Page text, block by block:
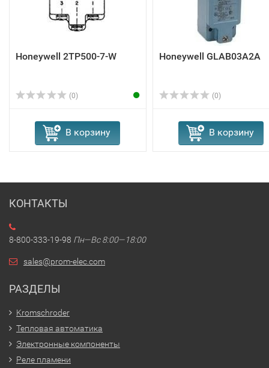
Honeywell 2TP500-7-W
(0)
В корзину
Honeywell GLAB03A2A
(0)
В корзину
КОНТАКТЫ
8-800-333-19-98 Пн—Вс 8:00—18:00
sales@prom-elec.com
РАЗДЕЛЫ
Kromschroder
Тепловая автоматика
Электронные компоненты
Реле пламени